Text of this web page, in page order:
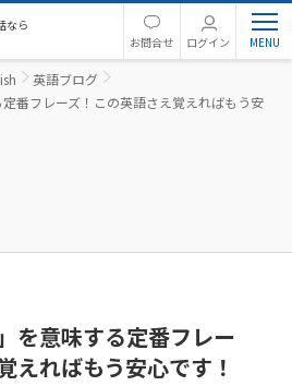
なら
お問合せ ログイン
英語ブログ
定番フレーズ！この英語さえ覚えればもう安
を意味する定番フレー
えればもう安心です！